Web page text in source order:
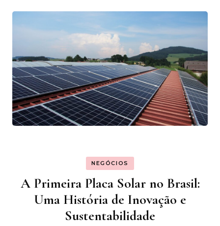
NEGÓCIOS
A Primeira Placa Solar no Brasil:
Uma História de Inovação e
Sustentabilidade